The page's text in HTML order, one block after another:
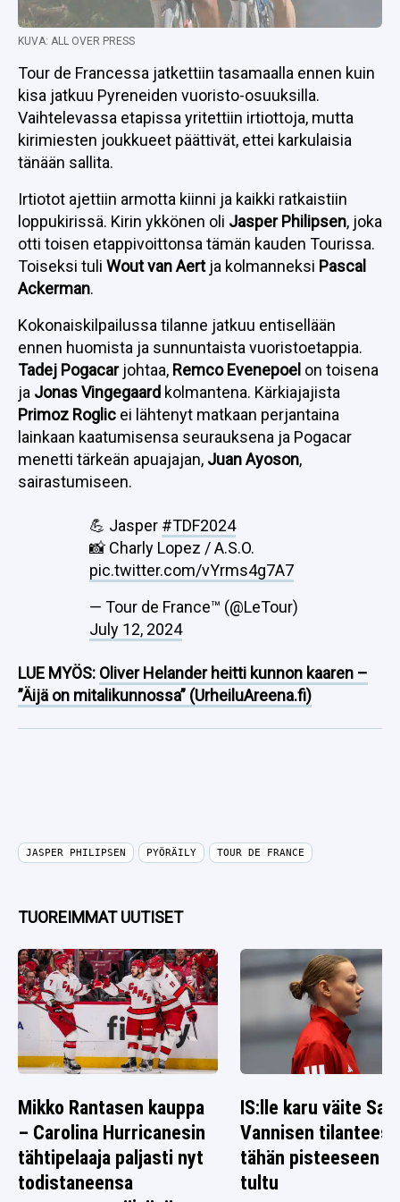
KUVA: ALL OVER PRESS
Tour de Francessa jatkettiin tasamaalla ennen kuin
kisa jatkuu Pyreneiden vuoristo-osuuksilla.
Vaihtelevassa etapissa yritettiin irtiottoja, mutta
kirimiesten joukkueet päättivät, ettei karkulaisia
tänään sallita.
Irtiotot ajettiin armotta kiinni ja kaikki ratkaistiin
loppukirissä. Kirin ykkönen oli Jasper Philipsen, joka
otti toisen etappivoittonsa tämän kauden Tourissa.
Toiseksi tuli Wout van Aertja kolmanneksi Pascal
Ackerman.
Kokonaiskilpailussa tilanne jatkuu entisellään
ennen huomista ja sunnuntaista vuoristoetappia.
Tadej Pogacarjohtaa, Remco Evenepoel on toisena
ja Jonas Vingegaard kolmantena. Kärkiajajista
Primoz Roglic ei lähtenyt matkaan perjantaina
lainkaan kaatumisensa seurauksena ja Pogacar
menetti tärkeän apuajajan, Juan Ayoson,
sairastumiseen.
💪 Jasper #TDF2024
📸 Charly Lopez / A.S.O.
pic.twitter.com/vYrms4g7A7
— Tour de France™ (@LeTour)
July 12, 2024
LUE MYÖS: Oliver Helander heitti kunnon kaaren –
”Äijä on mitalikunnossa” (UrheiluAreena.fi)
JASPER PHILIPSEN PYÖRÄILY TOUR DE FRANCE
TUOREIMMAT UUTISET
Mikko Rantasen kauppa
– Carolina Hurricanesin
tähtipelaaja paljasti nyt
todistaneensa
IS:lle karu väite
Vannisen
tähän pisteeseen
tultu